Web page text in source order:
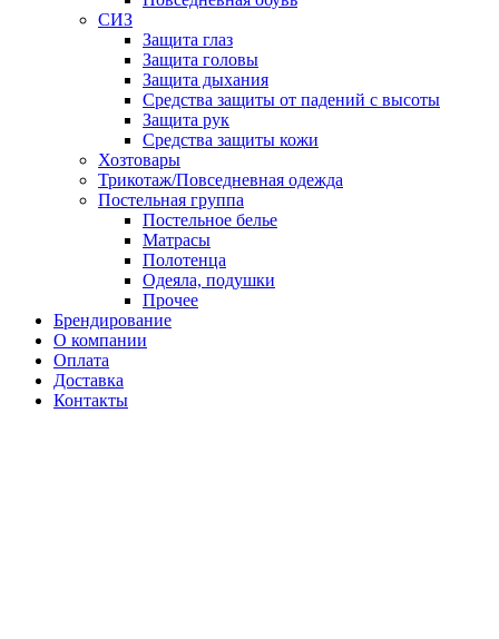
СИЗ
Защита глаз
Защита головы
Защита дыхания
Средства защиты от падений с высоты
Защита рук
Средства защиты кожи
Хозтовары
Трикотаж/Повседневная одежда
Постельная группа
Постельное белье
Матрасы
Полотенца
Одеяла, подушки
Прочее
Брендирование
О компании
Оплата
Доставка
Контакты